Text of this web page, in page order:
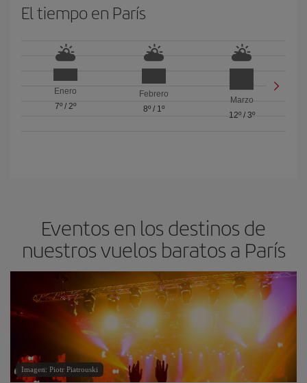
El tiempo en París
Enero
7º/ 2º
Febrero
8º/ 1º
Marzo
12º/ 3º
Eventos en los destinos de
nuestros vuelos baratos a París
Imagen: Piotr Piatrouski